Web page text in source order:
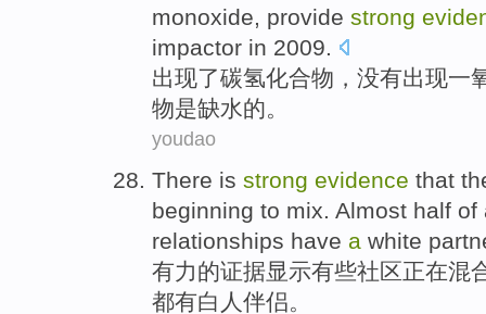
monoxide, provide strong
impactor in 2009.
出现了碳氢化合物 ， 没有出现一
物是缺水的。
youdao
There is strong evidence that
beginning to mix Almost half of
relationships have a white
有力的证据显示有些社区正在混
都有白人 伴侣。